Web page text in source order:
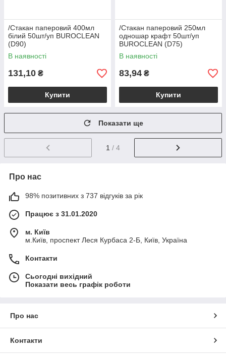
/Стакан паперовий 400мл
білий 50шт/уп BUROCLEAN
(D90)
В наявності
131,10 ₴
Купити
/Стакан паперовий 250мл
одношар крафт 50шт/уп
BUROCLEAN (D75)
В наявності
83,94 ₴
Купити
Показати ще
1 / 4
Про нас
98% позитивних з 737 відгуків за рік
Працює з 31.01.2020
м. Київ
м.Київ, проспект Леся Курбаса 2-Б, Київ, Україна
Контакти
Сьогодні вихідний
Показати весь графік роботи
Про нас
Контакти